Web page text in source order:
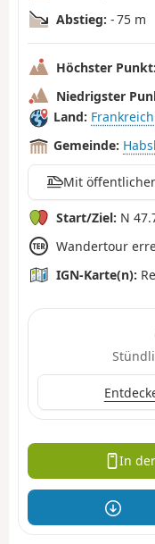
Abstieg: - 75 m
Höchster Punkt:
Niedrigster
Land: Frankreich
Gemeinde:
Mit
Start/Ziel: N
Wandertour
IGN-Karte(n):
In